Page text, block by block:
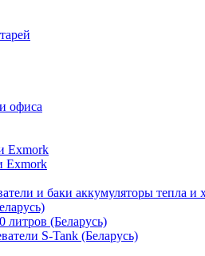
офиса
Exmork
Exmork
и баки аккумуляторы тепла и
литров (Беларусь)
S-Tank (Беларусь)